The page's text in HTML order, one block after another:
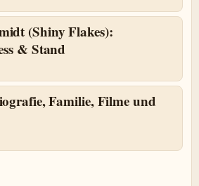
(Shiny Flakes):
& Stand
Familie, Filme und